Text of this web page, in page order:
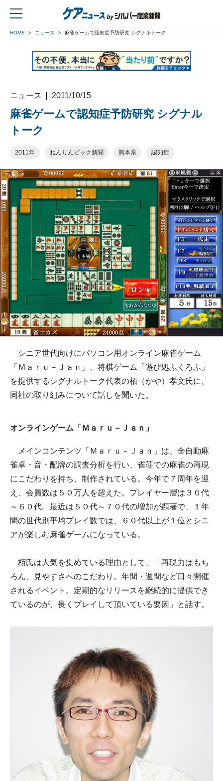
HOME ニュース 麻雀ゲームで認知症予防研究 シグナルトーク
ニュース 2011/10/15
麻雀ゲームで認知症予防研究 シグナル
トーク
2011年 ねんりんピック新聞 熊本県 認知症
シニア世代向けにパソコン用オンライン麻雀ゲーム
「Ｍａｒｕ－Ｊａｎ」、将棋ゲーム「遊び処ふくろふ」
を提供するシグナルトーク代表の栢（かや）孝文氏に、
同社の取り組みについて話しを聞いた。
オンラインゲーム「Ｍａｒｕ－Ｊａｎ」
メインコンテンツ「Ｍａｒｕ－Ｊａｎ」は、全自動麻
雀卓・音・配牌の調査分析を行い、雀荘での麻雀の再現
にこだわりを持ち、制作されている。今年で７周年を迎
え、会員数は５０万人を超えた。プレイヤー層は３０代
～６０代。最近は５０代～７０代の増加が顕著で、１年
間の世代別平均プレイ数では、６０代以上が１位とシニ
アが楽しむ麻雀ゲームになっている。
栢氏は人気を集めている理由として、「再現力はもち
ろん、見やすさへのこだわり。年間・週間など日々開催
されるイベント。定期的なリリースを継続的に提供でき
ているのが、長くプレイして頂いている要因」と話す。